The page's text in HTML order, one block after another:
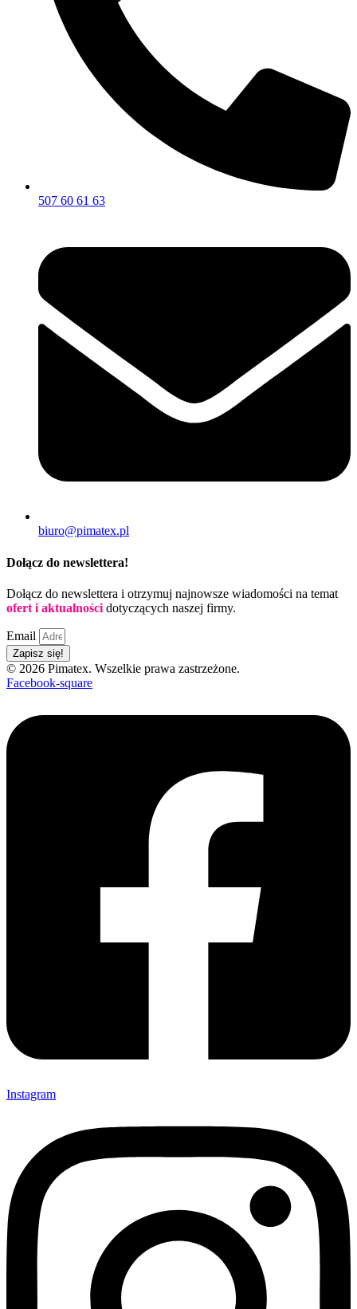
507 60 61 63
biuro@pimatex.pl
Dołącz do newslettera!
Dołącz do newslettera i otrzymuj najnowsze wiadomości na temat
ofert i aktualności dotyczących naszej firmy.
Email
Zapisz się!
© 2026 Pimatex. Wszelkie prawa zastrzeżone.
Facebook-square
Instagram